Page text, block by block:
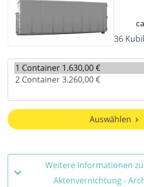
36
Auswählen
Weitere Informationen
Aktenvernichtung -